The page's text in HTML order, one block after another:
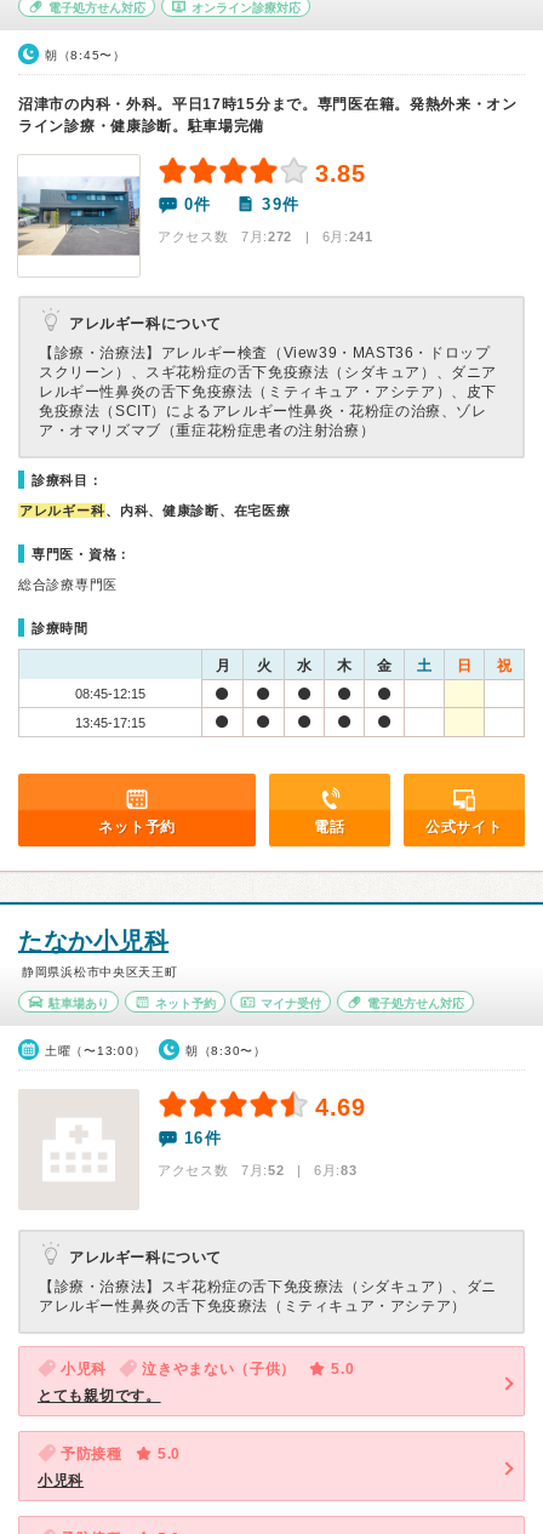
電子処方せん対応 オンライン診療対応
朝（8:45〜）
沼津市の内科・外科。平日17時15分まで。専門医在籍。発熱外来・オン
ライン診療・健康診断。駐車場完備
3.85
0件 39件
アクセス数 7月:272 | 6月:241
アレルギー科について
【診療・治療法】 アレルギー検査（View39・MAST36・ドロップ
スクリーン）、スギ花粉症の舌下免疫療法（シダキュア）、ダニア
レルギー性鼻炎の舌下免疫療法（ミティキュア・アシテア）、皮下
免疫療法（SCIT）によるアレルギー性鼻炎・花粉症の治療、ゾレ
ア・オマリズマブ（重症花粉症患者の注射治療）
診療科目：
アレルギー科、内科、健康診断、在宅医療
専門医・資格：
総合診療専門医
診療時間
月 火 水 木 金 土 日 祝
08:45-12:15
13:45-17:15
ネット予約 電話 公式サイト
たなか小児科
静岡県浜松市中央区天王町
駐車場あり ネット予約 マイナ受付 電子処方せん対応
土曜（〜13:00） 朝（8:30〜）
4.69
16件
アクセス数 7月:52 | 6月:83
アレルギー科について
【診療・治療法】 スギ花粉症の舌下免疫療法（シダキュア）、ダニ
アレルギー性鼻炎の舌下免疫療法（ミティキュア・アシテア）
小児科 泣きやまない（子供）
5.0
とても親切です。
予防接種
5.0
小児科